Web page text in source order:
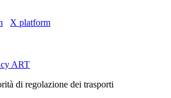
X platform
ART
di regolazione dei trasporti